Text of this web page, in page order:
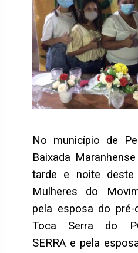
No município de
Baixada
tarde e noite
Mulheres do
pela esposa do
Toca Serra do
SERRA e pela